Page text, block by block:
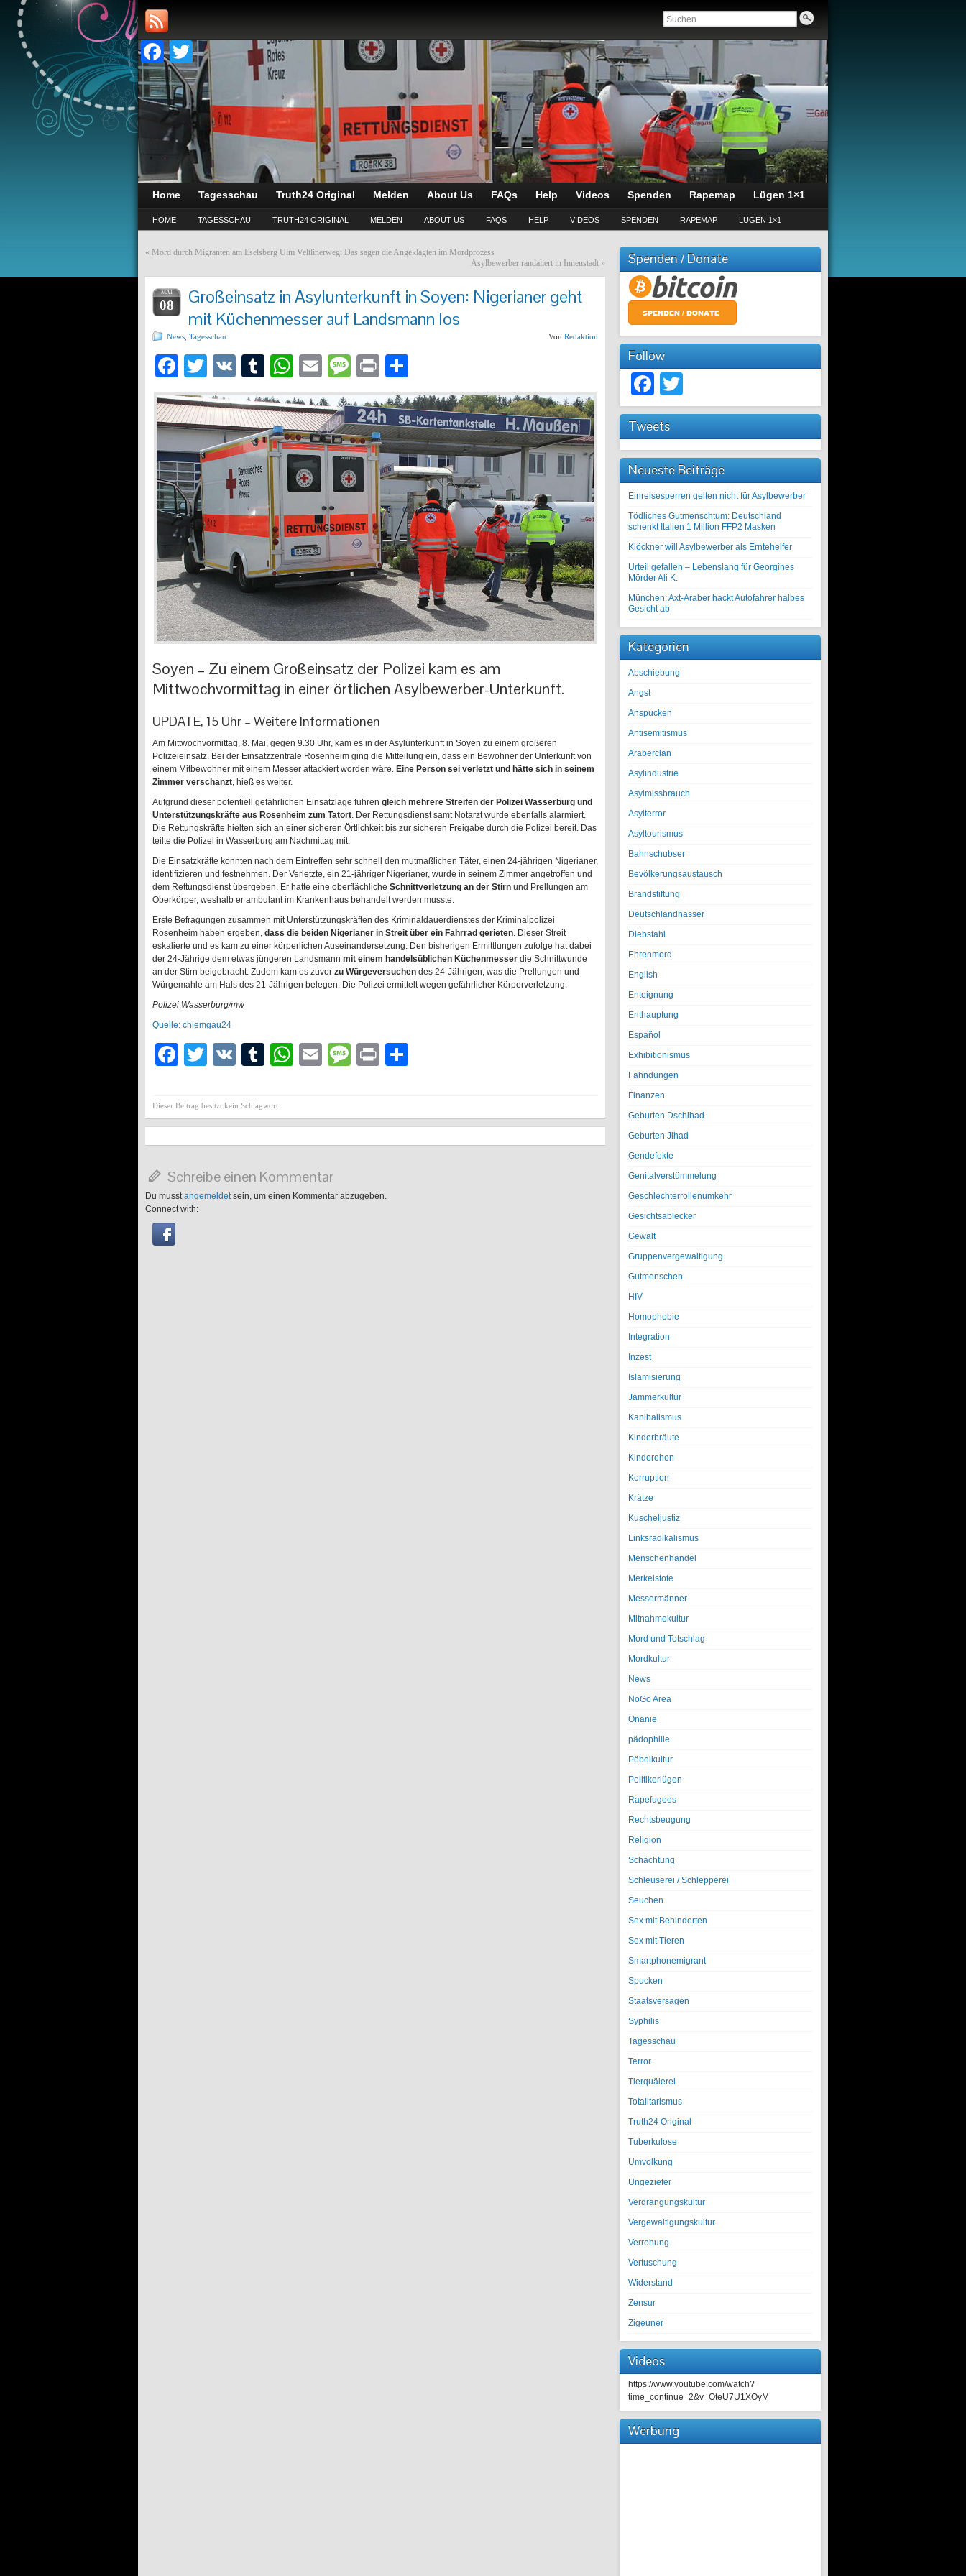
Facebook
Twitter
Home Tagesschau Truth24 Original Melden About Us FAQs Help Videos Spenden Rapemap Lügen 1×1
HOME TAGESSCHAU TRUTH24 ORIGINAL MELDEN ABOUT US FAQS HELP VIDEOS SPENDEN RAPEMAP LÜGEN 1×1
« Mord durch Migranten am Eselsberg Ulm Veltlinerweg: Das sagen die Angeklagten im Mordprozess
Asylbewerber randaliert in Innenstadt »
MAI
08
Großeinsatz in Asylunterkunft in Soyen: Nigerianer geht
mit Küchenmesser auf Landsmann los
News Tagesschau Von Redaktion
Facebook
Twitter
VK Tumblr
WhatsApp
EmailMessage
Print
Soyen – Zu einem Großeinsatz der Polizei kam es am
Mittwochvormittag in einer örtlichen Asylbewerber-Unterkunft.
UPDATE, 15 Uhr – Weitere Informationen
Am Mittwochvormittag, 8. Mai, gegen 9.30 Uhr, kam es in der Asylunterkunft in Soyen zu einem größeren
Polizeieinsatz. Bei der Einsatzzentrale Rosenheim ging die Mitteilung ein, dass ein Bewohner der Unterkunft von
einem Mitbewohner mit einem Messer attackiert worden wäre. Eine Person sei verletzt und hätte sich in seinem
Zimmer verschanzt, hieß es weiter.
Aufgrund dieser potentiell gefährlichen Einsatzlage fuhren gleich mehrere Streifen der Polizei Wasserburg und
Unterstützungskräfte aus Rosenheim zum Tatort. Der Rettungsdienst samt Notarzt wurde ebenfalls alarmiert.
Die Rettungskräfte hielten sich an einer sicheren Örtlichkeit bis zur sicheren Freigabe durch die Polizei bereit. Das
teilte die Polizei in Wasserburg am Nachmittag mit.
Die Einsatzkräfte konnten nach dem Eintreffen sehr schnell den mutmaßlichen Täter, einen 24-jährigen Nigerianer,
identifizieren und festnehmen. Der Verletzte, ein 21-jähriger Nigerianer, wurde in seinem Zimmer angetroffen und
dem Rettungsdienst übergeben. Er hatte eine oberflächliche Schnittverletzung an der Stirn und Prellungen am
Oberkörper, weshalb er ambulant im Krankenhaus behandelt werden musste.
Erste Befragungen zusammen mit Unterstützungskräften des Kriminaldauerdienstes der Kriminalpolizei
Rosenheim haben ergeben, dass die beiden Nigerianer in Streit über ein Fahrrad gerieten. Dieser Streit
eskalierte und es kam zu einer körperlichen Auseinandersetzung. Den bisherigen Ermittlungen zufolge hat dabei
der 24-Jährige dem etwas jüngeren Landsmann mit einem handelsüblichen Küchenmesser die Schnittwunde
an der Stirn beigebracht. Zudem kam es zuvor zu Würgeversuchen des 24-Jährigen, was die Prellungen und
Würgemahle am Hals des 21-Jährigen belegen. Die Polizei ermittelt wegen gefährlicher Körperverletzung.
Polizei Wasserburg/mw
Quelle: chiemgau24
Facebook
Twitter
VK Tumblr
WhatsApp
EmailMessage
Print
Dieser Beitrag besitzt kein Schlagwort
Schreibe einen Kommentar
Du musstangemeldetsein, um einen Kommentar abzugeben.
Connect with:
Spenden / Donate
Follow
Facebook
Tweets
Neueste Beiträge
Einreisesperren gelten nicht für Asylbewerber
Tödliches Gutmenschtum: Deutschland
schenkt Italien 1 Million FFP2 Masken
Klöckner will Asylbewerber als Erntehelfer
Urteil gefallen – Lebenslang für Georgines
Mörder Ali K.
München: Axt-Araber hackt Autofahrer halbes
Gesicht ab
Kategorien
Abschiebung
Angst
Anspucken
Antisemitismus
Araberclan
Asylindustrie
Asylmissbrauch
Asylterror
Asyltourismus
Bahnschubser
Bevölkerungsaustausch
Brandstiftung
Deutschlandhasser
Diebstahl
Ehrenmord
English
Enteignung
Enthauptung
Español
Exhibitionismus
Fahndungen
Finanzen
Geburten Dschihad
Geburten Jihad
Gendefekte
Genitalverstümmelung
Geschlechterrollenumkehr
Gesichtsablecker
Gewalt
Gruppenvergewaltigung
Gutmenschen
HIV
Homophobie
Integration
Inzest
Islamisierung
Jammerkultur
Kanibalismus
Kinderbräute
Kinderehen
Korruption
Krätze
Kuscheljustiz
Linksradikalismus
Menschenhandel
Merkelstote
Messermänner
Mitnahmekultur
Mord und Totschlag
Mordkultur
News
NoGo Area
Onanie
pädophilie
Pöbelkultur
Politikerlügen
Rapefugees
Rechtsbeugung
Religion
Schächtung
Schleuserei / Schlepperei
Seuchen
Sex mit Behinderten
Sex mit Tieren
Smartphonemigrant
Spucken
Staatsversagen
Syphilis
Tagesschau
Terror
Tierquälerei
Totalitarismus
Truth24 Original
Tuberkulose
Umvolkung
Ungeziefer
Verdrängungskultur
Vergewaltigungskultur
Verrohung
Vertuschung
Widerstand
Zensur
Zigeuner
Videos
https://www.youtube.com/watch?
time_continue=2&v=OteU7U1XOyM
Werbung